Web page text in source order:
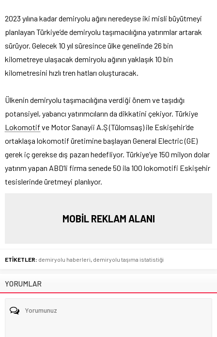
2023 yılına kadar demiryolu ağını neredeyse iki misli büyütmeyi
planlayan Türkiye’de demiryolu taşımacılığına yatırımlar artarak
sürüyor. Gelecek 10 yıl süresince ülke genelinde 26 bin
kilometreye ulaşacak demiryolu ağının yaklaşık 10 bin
kilometresini hızlı tren hatları oluşturacak.
Ülkenin demiryolu taşımacılığına verdiği önem ve taşıdığı
potansiyel, yabancı yatırımcıların da dikkatini çekiyor. Türkiye
Lokomotif ve Motor Sanayii A.Ş (Tülomsaş) ile Eskişehir’de
ortaklaşa lokomotif üretimine başlayan General Electric (GE)
gerek iç gerekse dış pazarı hedefliyor. Türkiye’ye 150 milyon dolar
yatırım yapan ABD’li firma senede 50 ila 100 lokomotifi Eskişehir
tesislerinde üretmeyi planlıyor.
MOBİL REKLAM ALANI
ETİKETLER: demiryolu haberleri demiryolu taşıma istatistiği
YORUMLAR